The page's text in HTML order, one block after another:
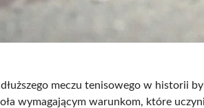
meczu tenisowego w historii
wymagającym warunkom, które